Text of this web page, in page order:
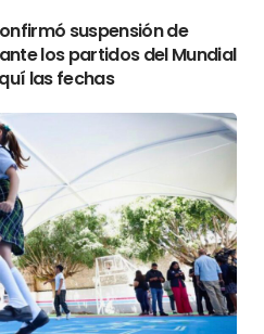
suspensión de
los partidos del Mundial
las fechas